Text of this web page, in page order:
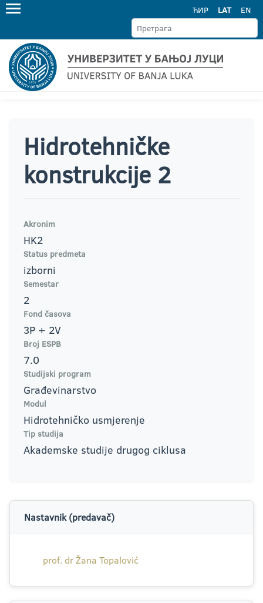
ЋИР LAT EN
Hidrotehničke
konstrukcije 2
Akronim
HK2
Status predmeta
izborni
Semestar
2
Fond časova
3P + 2V
Broj ESPB
7.0
Studijski program
Građevinarstvo
Modul
Hidrotehničko usmjerenje
Tip studija
Akademske studije drugog ciklusa
Nastavnik (predavač)
prof. dr Žana Topalović